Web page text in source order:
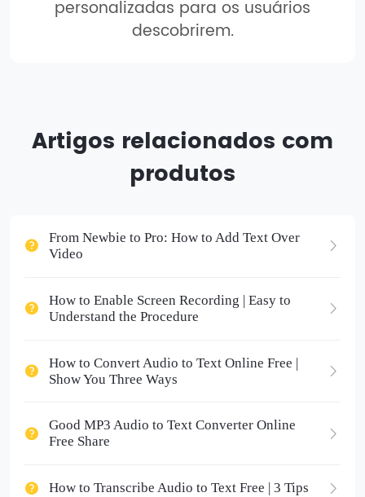
personalizadas para os usuários
descobrirem.
Artigos relacionados com
produtos
From Newbie to Pro: How to Add Text Over
Video
How to Enable Screen Recording | Easy to
Understand the Procedure
How to Convert Audio to Text Online Free |
Show You Three Ways
Good MP3 Audio to Text Converter Online
Free Share
How to Transcribe Audio to Text Free | 3 Tips